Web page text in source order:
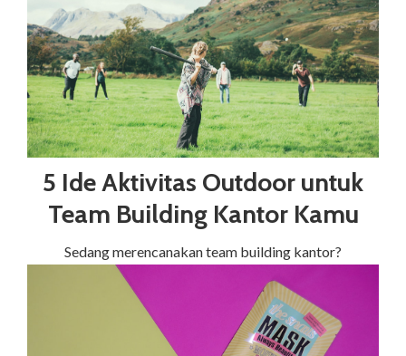
5 Ide Aktivitas Outdoor untuk
Team Building Kantor Kamu
Sedang merencanakan team building kantor?